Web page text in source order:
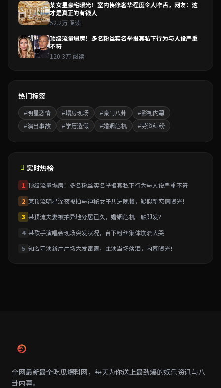
某女星豪宅曝光！室内装修奢华程度令人咋舌，网友：这
才是真正的有钱人
52.2万 阅读
顶级流量塌房！多名粉丝实名举报其私下行为与人设严重
不符
120.3万 阅读
热门标签
#明星恋情 #塌房现场 #豪门八卦
#影视内幕
#演出事故
#学历造假 #婚姻危机 #劳资纠纷
实时热榜
1 顶级流量塌房！多名粉丝实名举报其私下行为与人设严重不符
2 某顶流明星深夜被拍与神秘女子共进晚餐，疑似新恋情曝光！
3 某顶流夫妻被拍异地分居已久，婚姻危机一触即发？
4 某歌手演唱会现场突发状况，台下粉丝集体崩溃大哭
5 知名导演新片片场大发雷霆，主演当场落泪，内幕曝光！
全网最新最全吃瓜爆料网，每天为你送上最劲爆的娱乐资讯与八
卦内幕。